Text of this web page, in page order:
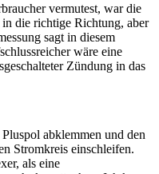
vermutest, war die
die richtige Richtung, aber
sagt in diesem
wäre eine
Zündung in das
abklemmen und den
Stromkreis einschleifen.
als eine